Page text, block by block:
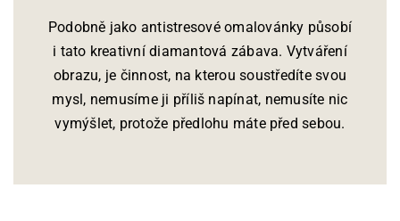
Podobně jako antistresové omalovánky působí
i tato kreativní diamantová zábava. Vytváření
obrazu, je činnost, na kterou soustředíte svou
mysl, nemusíme ji příliš napínat, nemusíte nic
vymýšlet, protože předlohu máte před sebou.